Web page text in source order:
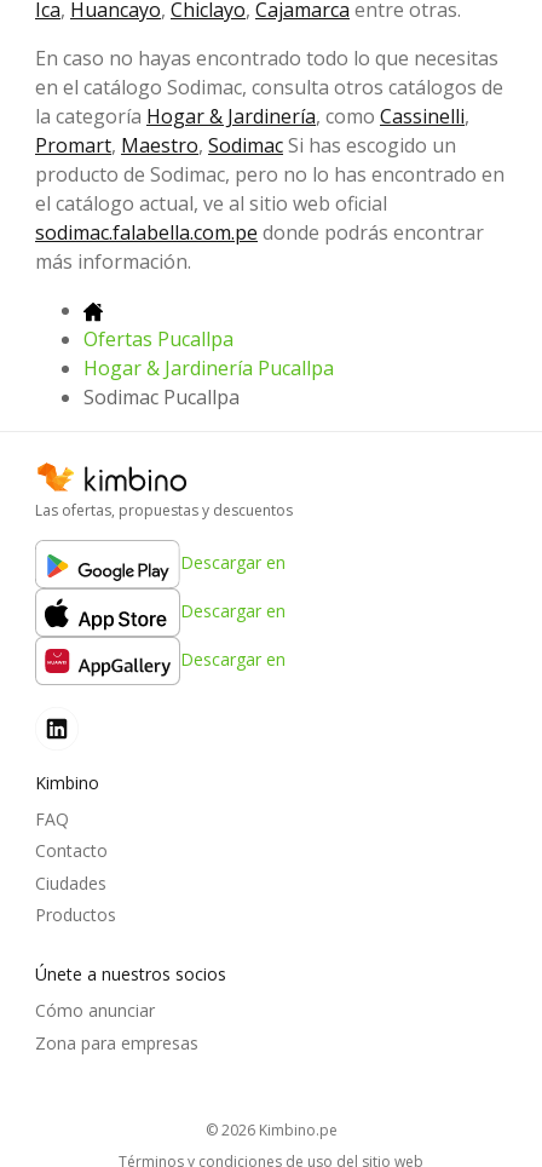
Ica, Huancayo, Chiclayo, Cajamarca entre otras.
En caso no hayas encontrado todo lo que necesitas
en el catálogo Sodimac, consulta otros catálogos de
la categoría Hogar & Jardinería, como Cassinelli,
Promart, Maestro, SodimacSi has escogido un
producto de Sodimac, pero no lo has encontrado en
el catálogo actual, ve al sitio web oficial
sodimac.falabella.com.pe donde podrás encontrar
más información.
Ofertas Pucallpa
Hogar & Jardinería Pucallpa
Sodimac Pucallpa
Las ofertas, propuestas y descuentos
Descargar en
Descargar en
Descargar en
Kimbino
FAQ
Contacto
Ciudades
Productos
Únete a nuestros socios
Cómo anunciar
Zona para empresas
© 2026 kimbino.pe
Términos y condiciones de uso del sitio web